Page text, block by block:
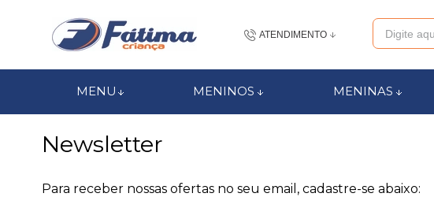
ATENDIMENTO
MENU MENINOS MENINAS
Newsletter
Para receber nossas ofertas no seu email, cadastre-se abaixo: